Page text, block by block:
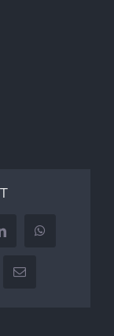
WhatsApp
Email